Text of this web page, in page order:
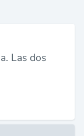
Las dos